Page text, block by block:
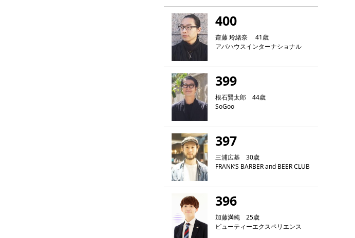
400
齋藤 玲緒奈 41歳
アバハウスインターナショナル
399
根石賢太郎 44歳
SoGoo
397
三浦広基 30歳
FRANK‘S BARBER and BEER CLUB
396
加藤満純 25歳
ビューティーエクスペリエンス